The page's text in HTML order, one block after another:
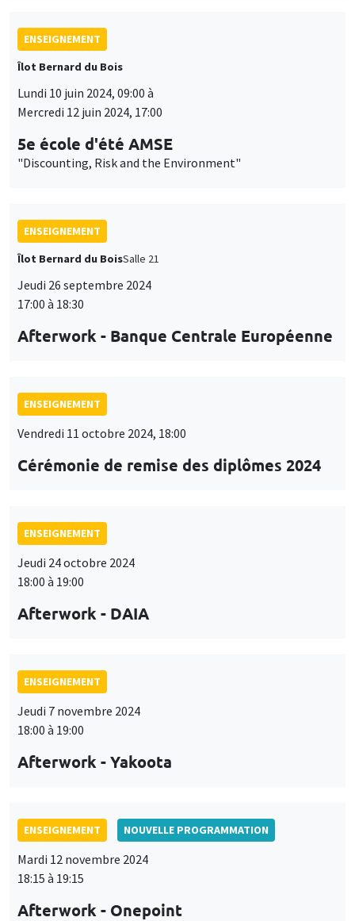
ENSEIGNEMENT
Îlot Bernard du Bois
Lundi 10 juin 2024, 09:00 à
Mercredi 12 juin 2024, 17:00
5e école d'été AMSE
"Discounting, Risk and the Environment"
ENSEIGNEMENT
Îlot Bernard du BoisSalle 21
Jeudi 26 septembre 2024
17:00 à 18:30
Afterwork - Banque Centrale Européenne
ENSEIGNEMENT
Vendredi 11 octobre 2024, 18:00
Cérémonie de remise des diplômes 2024
ENSEIGNEMENT
Jeudi 24 octobre 2024
18:00 à 19:00
Afterwork - DAIA
ENSEIGNEMENT
Jeudi 7 novembre 2024
18:00 à 19:00
Afterwork - Yakoota
ENSEIGNEMENT NOUVELLE PROGRAMMATION
Mardi 12 novembre 2024
18:15 à 19:15
Afterwork - Onepoint